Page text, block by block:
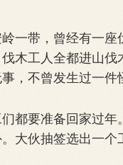
带，曾经有一座
木工人全都进山
，不曾发生过一件
要准备回家过年
大伙抽签选出一个